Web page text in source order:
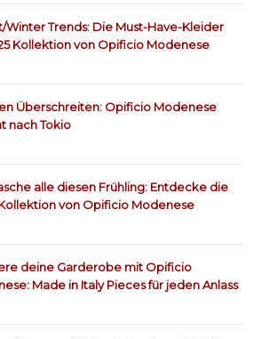
Winter Trends: Die Must-Have-Kleider
Kollektion von Opificio Modenese
Überschreiten: Opificio Modenese
nach Tokio
alle diesen Frühling: Entdecke die
von Opificio Modenese
deine Garderobe mit Opificio
Made in Italy Pieces für jeden Anlass